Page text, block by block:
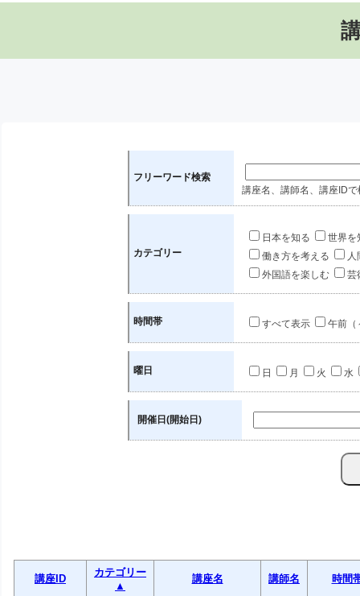
フリーワード検索
講座名、講師名、講座IDで
カテゴリー
日本を知る
世界を
働き方を考える
人
外国語を楽しむ
芸
時間帯 すべて表示 午前（
曜日 日 月 火 水
開催日(開始日)
講座ID
カテゴリー
▲
講座名 講師名 時間